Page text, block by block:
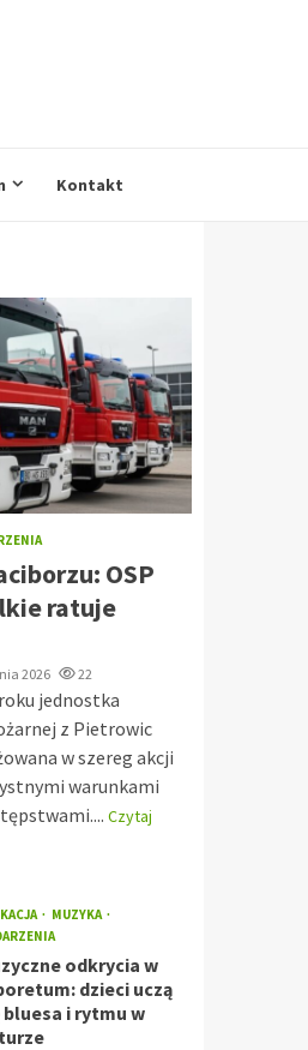
Kontakt
OSP
ratuje
2026 22
jednostka
z Pietrowic
w szereg akcji
warunkami
Czytaj
MUZYKA
odkrycia w
dzieci uczą
bluesa i rytmu w